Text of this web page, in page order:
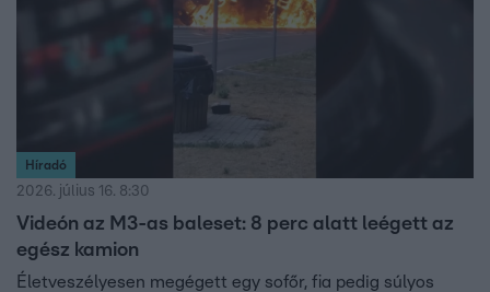
Híradó
2026. július 16. 8:30
Videón az M3-as baleset: 8 perc alatt leégett az
egész kamion
Életveszélyesen megégett egy sofőr, fia pedig súlyos